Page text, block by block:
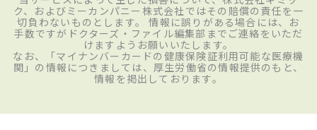
ク、およびミーカンパニー株式会社ではその賠償の責任を一
切負わないものとします。 情報に誤りがある場合には、お
手数ですがドクターズ・ファイル編集部までご連絡をいただ
けますようお願いいたします。
なお、「マイナンバーカードの健康保険証利用可能な医療機
関」の情報につきましては、厚生労働省の情報提供のもと、
情報を掲出しております。